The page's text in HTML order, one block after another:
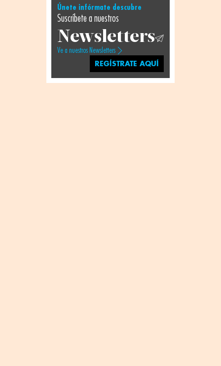
Únete infórmate descubre
Suscríbete a nuestros
Newsletters
Ve a nuestros Newsletters
REGÍSTRATE AQUÍ